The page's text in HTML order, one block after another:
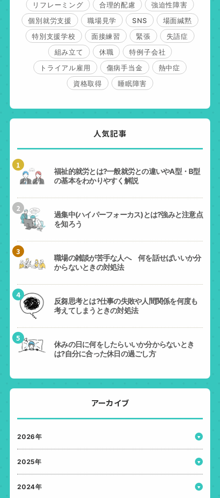
リフレーミング
合理的配慮
強迫性障害
個別就労支援
職場見学 SNS
場面緘黙
特別支援学校
面接練習 緊張
失語症
組み立て
休職
特例子会社
トライアル雇用
傷病手当金
熱中症
資格取得
睡眠障害
人気記事
1
福祉的就労とは?一般就労との違いやA型・B型
の基本をわかりやすく解説
2
過集中(ハイパーフォーカス)とは?強みと注意点
を知ろう
3
職場の雑談が苦手な人へ 何を話せばいいか分
からないときの対処法
4
反芻思考とは?仕事の失敗や人間関係を何度も
考えてしまうときの対処法
5
休みの日に何をしたらいいか分からないとき
は?自分に合った休日の過ごし方
アーカイブ
2026年
2025年
2024年